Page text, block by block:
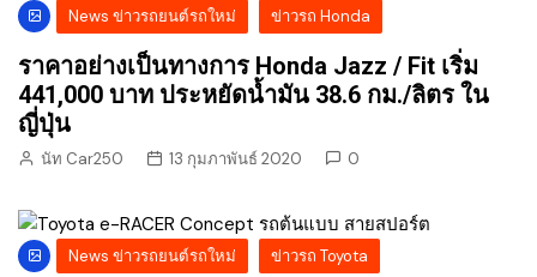
News ข่าวรถยนต์รถใหม่ ข่าวรถ Honda
ราคาอย่างเป็นทางการ Honda Jazz / Fit​ เริ่ม
441,000 บาท ประหยัดน้ำมัน 38.6 กม./ลิตร ใน
ญี่ปุ่น
นัท Car250 13 กุมภาพันธ์ 2020 0
News ข่าวรถยนต์รถใหม่ ข่าวรถ Toyota